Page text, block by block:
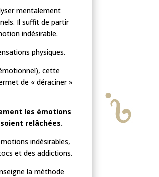
mentalement
Il suffit de partir
indésirable.
physiques.
cette
de « déraciner »
les émotions
relâchées.
indésirables,
et des addictions.
la méthode